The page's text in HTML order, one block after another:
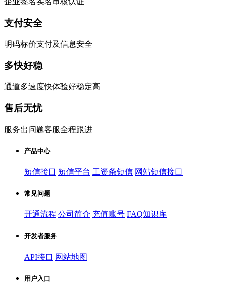
支付安全
明码标价支付及信息安全
多快好稳
通道多速度快体验好稳定高
售后无忧
服务出问题客服全程跟进
产品中心
短信接口 短信平台 工资条短信 网站短信接口
常见问题
开通流程 公司简介 充值账号 FAQ知识库
开发者服务
API接口 网站地图
用户入口